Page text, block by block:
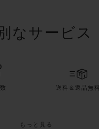
なサービス
送料＆返品無料
もっと見る